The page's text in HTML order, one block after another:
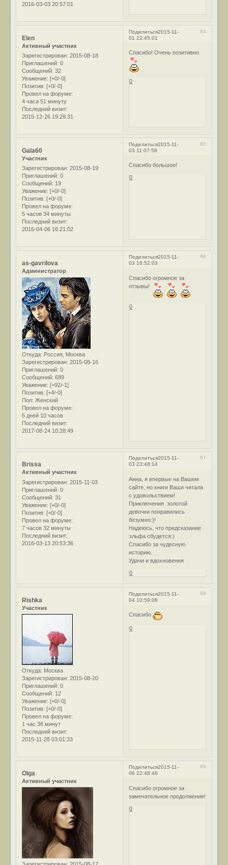
2016-03-03 20:57:01
Поделиться 64
2015-11-
01 22:45:01
Elen
Активный участник
Зарегистрирован: 2015-08-18
Приглашений: 0
Сообщений: 32
Уважение: [+0/-0]
Позитив: [+0/-0]
Провел на форуме:
4 часа 51 минуту
Последний визит:
2015-12-26 19:29:31
Спасибо! Очень позитивно
0
Поделиться 65
2015-11-
03 11:07:58
Gala60
Участник
Зарегистрирован: 2015-08-19
Приглашений: 0
Сообщений: 19
Уважение: [+0/-0]
Позитив: [+0/-0]
Провел на форуме:
5 часов 34 минуты
Последний визит:
2016-04-06 16:21:02
Спасибо большое!
0
Поделиться 66
2015-11-
03 16:52:03
as-gavrilova
Администратор
Откуда: Россия, Москва
Зарегистрирован: 2015-08-16
Приглашений: 0
Сообщений: 689
Уважение: [+92/-1]
Позитив: [+4/-0]
Пол: Женский
Провел на форуме:
5 дней 10 часов
Последний визит:
2017-08-24 10:28:49
Спасибо огромное за
отзывы!
0
Поделиться 67
2015-11-
03 23:48:14
Brissa
Активный участник
Зарегистрирован: 2015-11-03
Приглашений: 0
Сообщений: 31
Уважение: [+0/-0]
Позитив: [+0/-0]
Провел на форуме:
7 часов 32 минуты
Последний визит:
2016-03-13 20:53:36
Анна, я впервые на Вашем
сайте, но книги Ваши читала
с удовольствием!
Приключения золотой
девочки понравились
безумно:)!
Надеюсь, что предсказание
эльфа сбудется:)
Спасибо за чудесную
историю.
Удачи и вдохновения
0
Поделиться 68
2015-11-
04 10:59:08
Rishka
Участник
Откуда: Москва
Зарегистрирован: 2015-08-20
Приглашений: 0
Сообщений: 12
Уважение: [+0/-0]
Позитив: [+0/-0]
Провел на форуме:
1 час 38 минут
Последний визит:
2015-11-28 03:01:33
Спасибо
0
Поделиться 69
2015-11-
06 22:48:46
Olga
Активный участник
Спасибо огромное за
замечательное продолжение!
0